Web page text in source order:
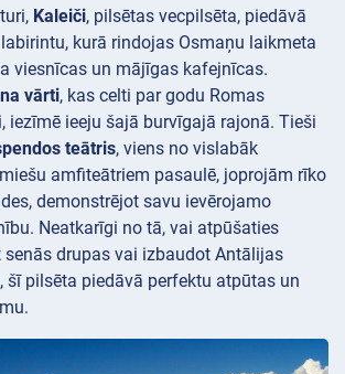
Kaleiči, pilsētas vecpilsēta, piedāvā
kurā rindojas Osmaņu laikmeta
viesnīcas un mājīgas kafejnīcas.
vārti, kas celti par godu Romas
iezīmē ieeju šajā burvīgajā rajonā. Tieši
teātris, viens no vislabāk
amfiteātriem pasaulē, joprojām rīko
demonstrējot savu ievērojamo
Neatkarīgi no tā, vai atpūšaties
senās drupas vai izbaudot Antālijas
šī pilsēta piedāvā perfektu atpūtas un